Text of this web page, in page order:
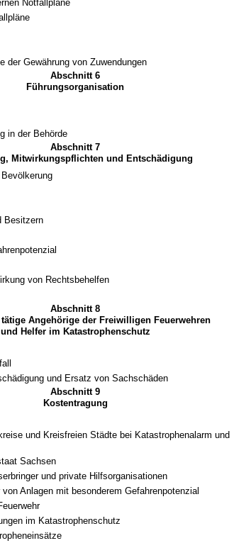
Notfallpläne
der Gewährung von Zuwendungen
Abschnitt 6
Führungsorganisation
in der Behörde
Abschnitt 7
Mitwirkungspflichten und Entschädigung
Besitzern
von Rechtsbehelfen
Abschnitt 8
Angehörige der Freiwilligen Feuerwehren
und Helfer im Katastrophenschutz
und Ersatz von Sachschäden
Abschnitt 9
Kostentragung
und Kreisfreien Städte bei Katastrophenalarm und
Sachsen
und private Hilfsorganisationen
Anlagen mit besonderem Gefahrenpotenzial
im Katastrophenschutz